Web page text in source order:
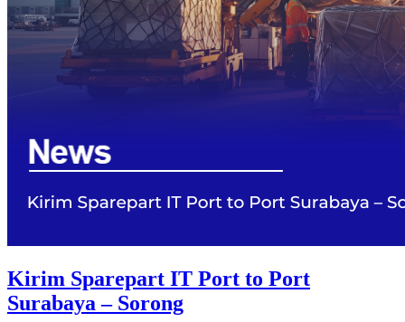
Kirim Sparepart IT Port to Port
Surabaya – Sorong